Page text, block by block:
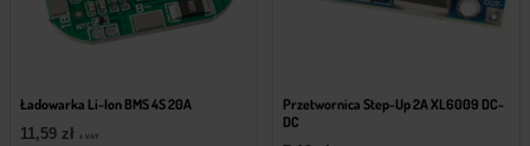
Ładowarka Li-Ion BMS 4S 20A
11,59 zł z VAT
Przetwornica Step-Up 2A XL6009 DC-
DC